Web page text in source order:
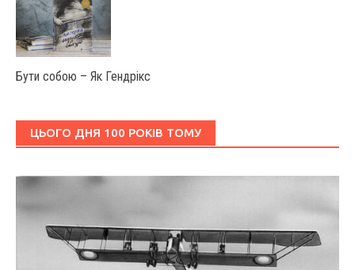
Бути собою – Як Гендрікс
ЦЬОГО ДНЯ 100 РОКІВ ТОМУ